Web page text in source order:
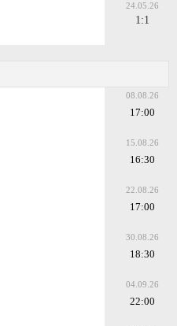
24.05.26
1:1
08.08.26
17:00
15.08.26
16:30
22.08.26
17:00
30.08.26
18:30
04.09.26
22:00